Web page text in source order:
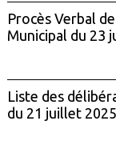
Procès Verbal
Municipal du 23
Liste des
du 21 juillet 2025